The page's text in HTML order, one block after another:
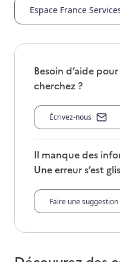
Espace France
Besoin d’aide
cherchez ?
Écrivez-nous
Il manque des
Une erreur s’est
Faire une suggestion